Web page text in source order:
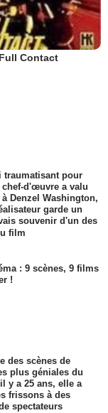
Full Contact
traumatisant pour
d'œuvre a valu
Denzel Washington,
garde un
souvenir d'un des
film
: 9 scènes, 9 films
!
des scènes de
plus géniales du
y a 25 ans, elle a
frissons à des
spectateurs